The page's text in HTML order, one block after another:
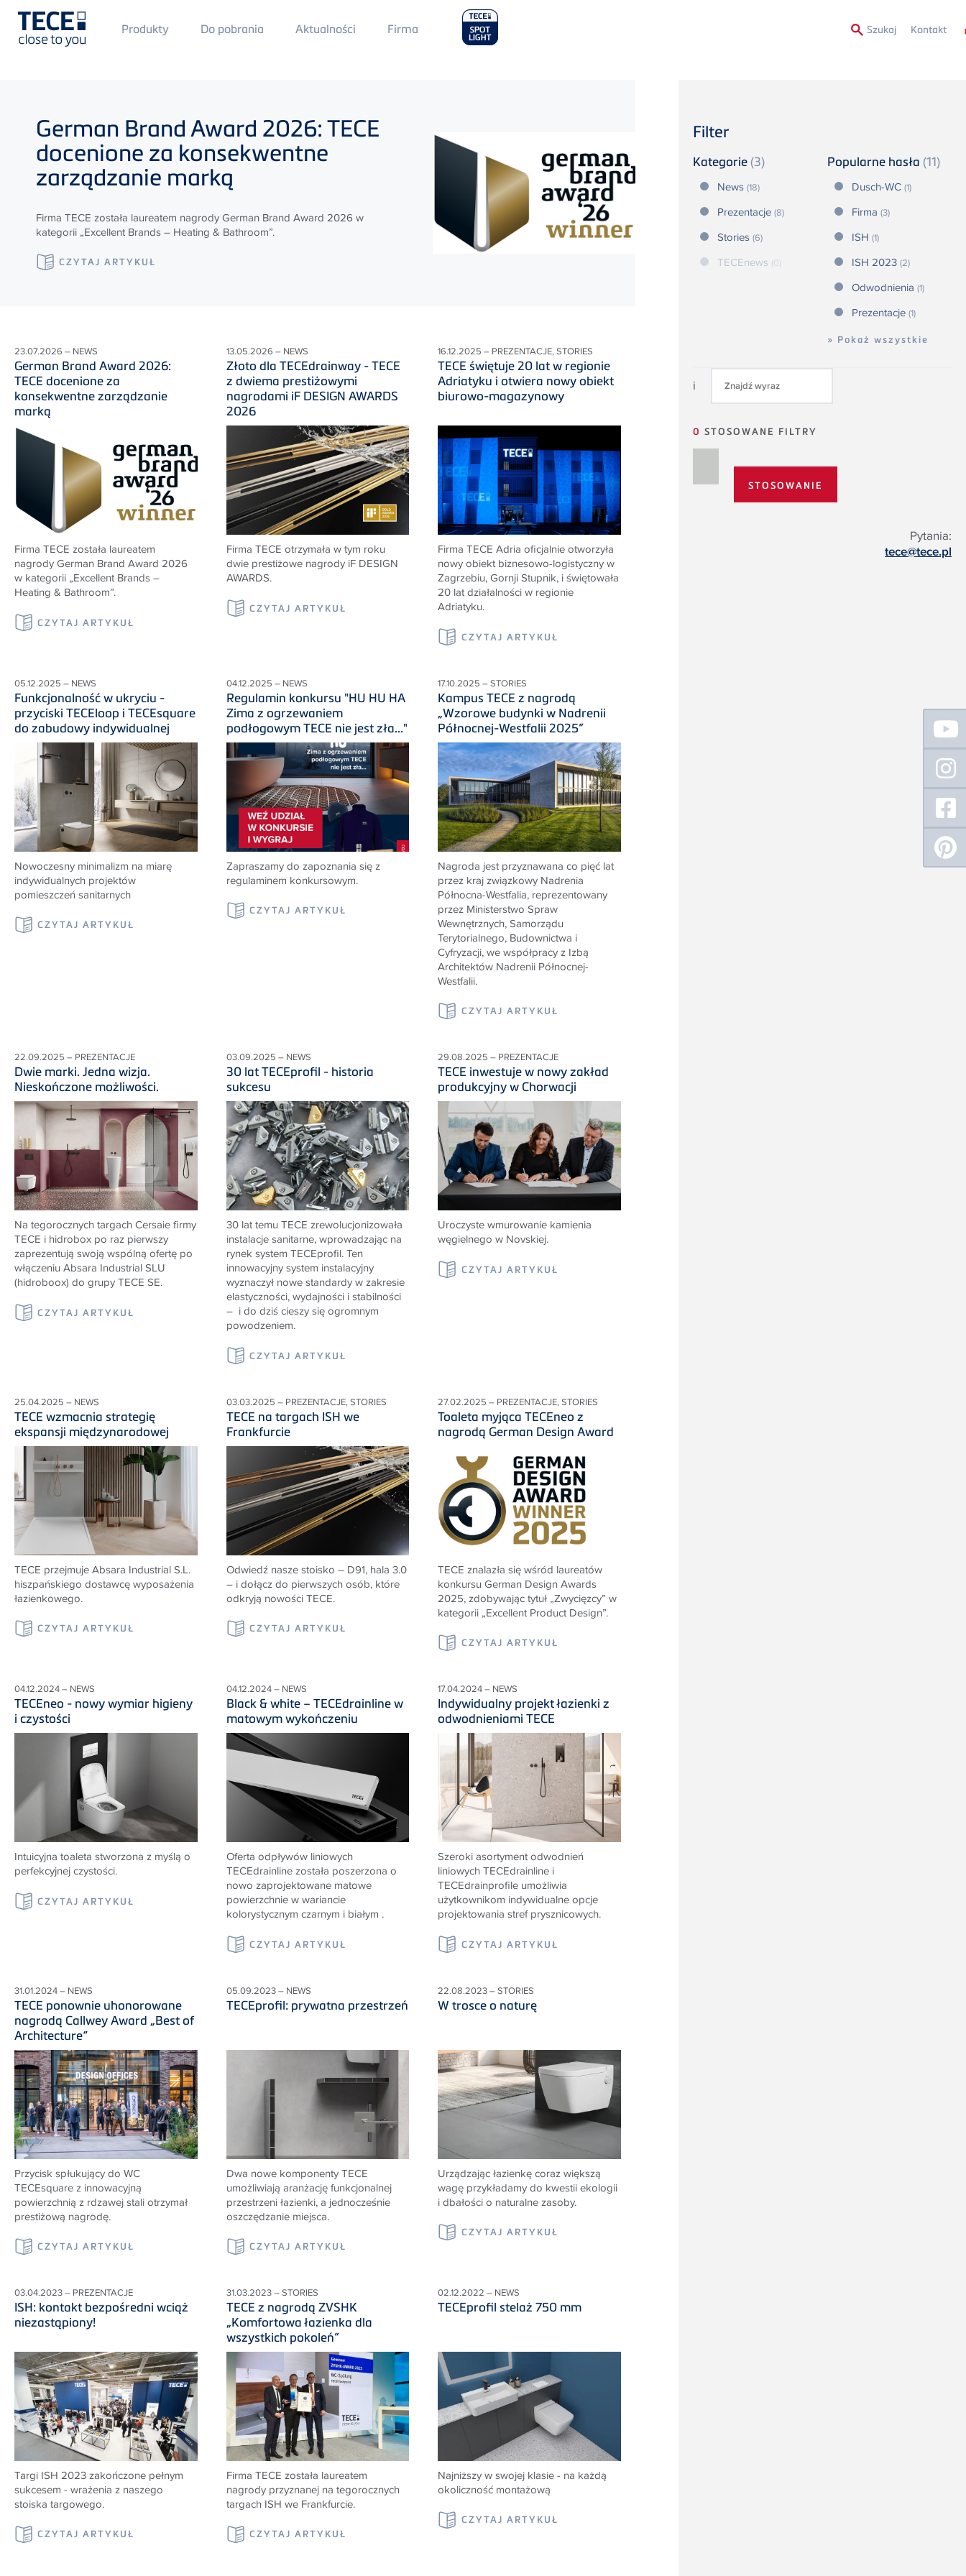
Main
Menü
Produkty Do pobrania Aktualności Main
Menu
Firma Szukaj Kontakt
Filter
Kategorie (3)
News (18)
Prezentacje (8)
Stories (6)
TECEnews (0)
Popularne hasła (11)
Dusch-WC (1)
Firma (3)
ISH (1)
ISH 2023 (2)
Odwodnienia (1)
Prezentacje (1)
» Pokaż wszystkie
i
0 STOSOWANE FILTRY
Pytania:
tece@tece.pl
German Brand Award 2026:TECE
docenione za konsekwentne
zarządzanie marką
Firma TECE została laureatem nagrody German Brand Award 2026 w
kategorii „Excellent Brands – Heating & Bathroom”.
CZYTAJ ARTYKUŁ
23.07.2026 – NEWS
German Brand Award 2026:
TECE docenione za
konsekwentne zarządzanie
marką
Firma TECE została laureatem
nagrody German Brand Award 2026
w kategorii „Excellent Brands –
Heating & Bathroom”.
CZYTAJ ARTYKUŁ
13.05.2026 – NEWS
Złoto dla TECEdrainway - TECE
z dwiema prestiżowymi
nagrodami iF DESIGN AWARDS
2026
Firma TECE otrzymała w tym roku
dwie prestiżowe nagrody iF DESIGN
AWARDS.
CZYTAJ ARTYKUŁ
16.12.2025 – PREZENTACJE, STORIES
TECE świętuje 20 lat w regionie
Adriatyku i otwiera nowy obiekt
biurowo-magazynowy
Firma TECE Adria oficjalnie otworzyła
nowy obiekt biznesowo-logistyczny w
Zagrzebiu, Gornji Stupnik, i świętowała
20 lat działalności w regionie
Adriatyku.
CZYTAJ ARTYKUŁ
05.12.2025 – NEWS
Funkcjonalność w ukryciu -
przyciski TECEloop i TECEsquare
do zabudowy indywidualnej
Nowoczesny minimalizm na miarę
indywidualnych projektów
pomieszczeń sanitarnych
CZYTAJ ARTYKUŁ
04.12.2025 – NEWS
Regulamin konkursu "HU HU HA
Zima z ogrzewaniem
podłogowym TECE nie jest zła..."
Zapraszamy do zapoznania się z
regulaminem konkursowym.
CZYTAJ ARTYKUŁ
17.10.2025 – STORIES
Kampus TECE z nagrodą
„Wzorowe budynki w Nadrenii
Północnej-Westfalii 2025”
Nagroda jest przyznawana co pięć lat
przez kraj związkowy Nadrenia
Północna-Westfalia, reprezentowany
przez Ministerstwo Spraw
Wewnętrznych, Samorządu
Terytorialnego, Budownictwa i
Cyfryzacji, we współpracy z Izbą
Architektów Nadrenii Północnej-
Westfalii.
CZYTAJ ARTYKUŁ
22.09.2025 – PREZENTACJE
Dwie marki. Jedna wizja.
Nieskończone możliwości.
Na tegorocznych targach Cersaie firmy
TECE i hidrobox po raz pierwszy
zaprezentują swoją wspólną ofertę po
włączeniu Absara Industrial SLU
(hidroboox) do grupy TECE SE.
CZYTAJ ARTYKUŁ
03.09.2025 – NEWS
30 lat TECEprofil - historia
sukcesu
30 lat temu TECE zrewolucjonizowała
instalacje sanitarne, wprowadzając na
rynek system TECEprofil. Ten
innowacyjny system instalacyjny
wyznaczył nowe standardy w zakresie
elastyczności, wydajności i stabilności
– i do dziś cieszy się ogromnym
powodzeniem.
CZYTAJ ARTYKUŁ
29.08.2025 – PREZENTACJE
TECE inwestuje w nowy zakład
produkcyjny w Chorwacji
Uroczyste wmurowanie kamienia
węgielnego w Novskiej.
CZYTAJ ARTYKUŁ
25.04.2025 – NEWS
TECE wzmacnia strategię
ekspansji międzynarodowej
TECE przejmuje Absara Industrial S.L.
hiszpańskiego dostawcę wyposażenia
łazienkowego.
CZYTAJ ARTYKUŁ
03.03.2025 – PREZENTACJE, STORIES
TECE na targach ISH we
Frankfurcie
Odwiedź nasze stoisko – D91, hala 3.0
– i dołącz do pierwszych osób, które
odkryją nowości TECE.
CZYTAJ ARTYKUŁ
27.02.2025 – PREZENTACJE, STORIES
Toaleta myjąca TECEneo z
nagrodą German Design Award
TECE znalazła się wśród laureatów
konkursu German Design Awards
2025, zdobywając tytuł „Zwycięzcy” w
kategorii „Excellent Product Design”.
CZYTAJ ARTYKUŁ
04.12.2024 – NEWS
TECEneo - nowy wymiar higieny
i czystości
Intuicyjna toaleta stworzona z myślą o
perfekcyjnej czystości.
CZYTAJ ARTYKUŁ
04.12.2024 – NEWS
Black & white – TECEdrainline w
matowym wykończeniu
Oferta odpływów liniowych
TECEdrainline została poszerzona o
nowo zaprojektowane matowe
powierzchnie w wariancie
kolorystycznym czarnym i białym .
CZYTAJ ARTYKUŁ
17.04.2024 – NEWS
Indywidualny projekt łazienki z
odwodnieniami TECE
Szeroki asortyment odwodnień
liniowych TECEdrainline i
TECEdrainprofile umożliwia
użytkownikom indywidualne opcje
projektowania stref prysznicowych.
CZYTAJ ARTYKUŁ
31.01.2024 – NEWS
TECE ponownie uhonorowane
nagrodą Callwey Award „Best of
Architecture“
Przycisk spłukujący do WC
TECEsquare z innowacyjną
powierzchnią z rdzawej stali otrzymał
prestiżową nagrodę.
CZYTAJ ARTYKUŁ
05.09.2023 – NEWS
TECEprofil: prywatna przestrzeń
Dwa nowe komponenty TECE
umożliwiają aranżację funkcjonalnej
przestrzeni łazienki, a jednocześnie
oszczędzanie miejsca.
CZYTAJ ARTYKUŁ
22.08.2023 – STORIES
W trosce o naturę
Urządzając łazienkę coraz większą
wagę przykładamy do kwestii ekologii
i dbałości o naturalne zasoby.
CZYTAJ ARTYKUŁ
03.04.2023 – PREZENTACJE
ISH: kontakt bezpośredni wciąż
niezastąpiony!
Targi ISH 2023 zakończone pełnym
sukcesem - wrażenia z naszego
stoiska targowego.
CZYTAJ ARTYKUŁ
31.03.2023 – STORIES
TECE z nagrodą ZVSHK
„Komfortowa łazienka dla
wszystkich pokoleń”
Firma TECE została laureatem
nagrody przyznanej na tegorocznych
targach ISH we Frankfurcie.
CZYTAJ ARTYKUŁ
02.12.2022 – NEWS
TECEprofil stelaż 750 mm
Najniższy w swojej klasie - na każdą
okoliczność montażową
CZYTAJ ARTYKUŁ
Floating